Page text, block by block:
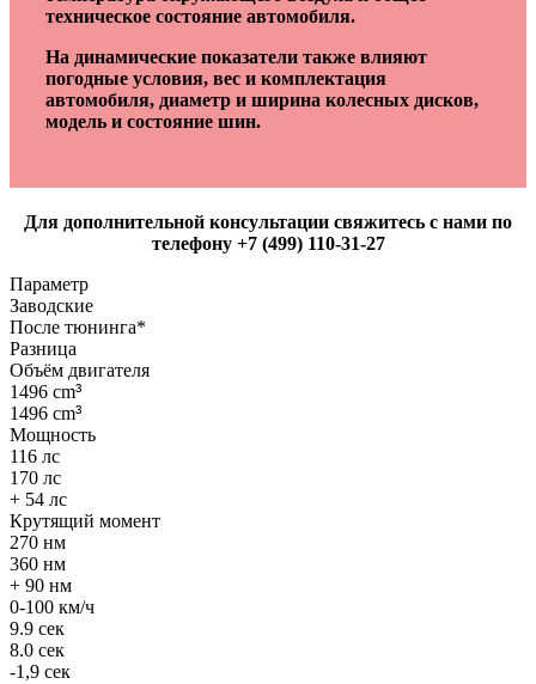
техническое состояние автомобиля.
На динамические показатели также влияют
погодные условия, вес и комплектация
автомобиля, диаметр и ширина колесных дисков,
модель и состояние шин.
Для дополнительной консультации свяжитесь с нами по
телефону +7 (499) 110-31-27
Параметр
Заводские
После тюнинга*
Разница
Объём двигателя
1496 cm³
1496 cm³
Мощность
116 лс
170 лс
+ 54 лс
Крутящий момент
270 нм
360 нм
+ 90 нм
0-100 км/ч
9.9 сек
8.0 сек
-1,9 сек